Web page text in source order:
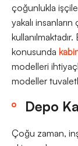
çoğunlukla
yakalı insanların
konusunda
modelleri
modeller
Depo
Çoğu zaman,